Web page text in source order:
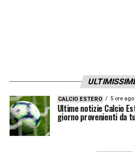
CALCIO ESTERO 5 ore ago
Ultime notizie Calcio
giorno provenienti da